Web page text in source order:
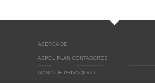
ACERCA DE
ASPEL PLAN CONTADORES
AVISO DE PRIVACIDAD